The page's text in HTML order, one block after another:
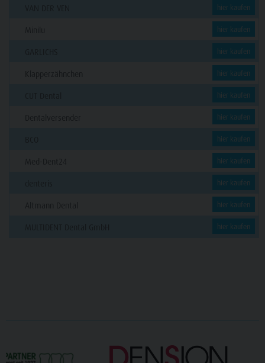
hier kaufen
hier kaufen
hier kaufen
hier kaufen
hier kaufen
hier kaufen
hier kaufen
hier kaufen
hier kaufen
hier kaufen
hier kaufen